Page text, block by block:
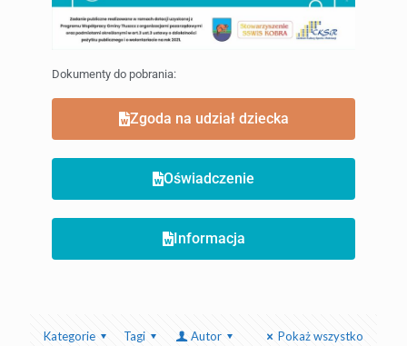
Dokumenty do pobrania:
Zgoda na udział dziecka
Oświadczenie
Informacja
Kategorie Tagi Autor Pokaż wszystko